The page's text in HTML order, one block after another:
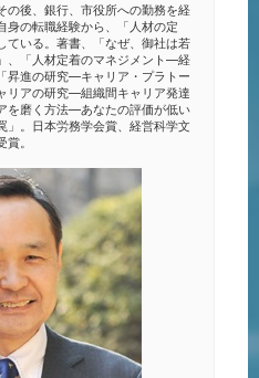
の後、銀行、市役所への勤務を経
身の転職経験から、「人材の定
ている。著書、「なぜ、御社は若
、「人材定着のマネジメント―経
昇進の研究―キャリア・プラトー
リアの研究―組織間キャリア発達
を磨く方法―あなたの評価が低い
。日本労務学会賞、経営科学文
。